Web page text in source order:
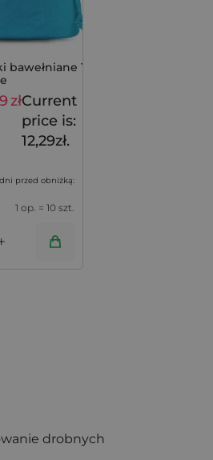
bawełniane 10 x 13
złCurrent
price is:
12,29zł.
przed obniżką:
1 op. = 10 szt.
drobnych